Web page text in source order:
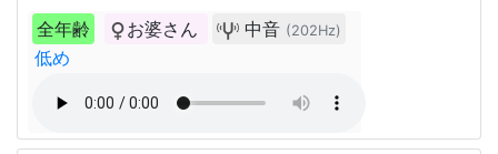
全年齢
お婆さん 中音 (202Hz)
低め